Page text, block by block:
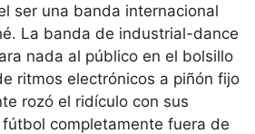
ser una banda internacional
La banda de industrial-dance
nada al público en el bolsillo
ritmos electrónicos a piñón fijo
rozó el ridículo con sus
completamente fuera de